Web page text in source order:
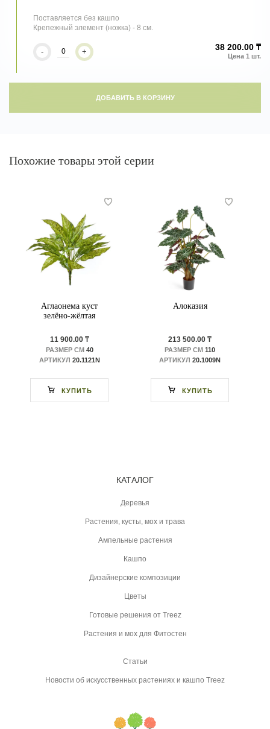
Поставляется без кашпо
Крепежный элемент (ножка) - 8 см.
- + 38 200.00 ₸
ДОБАВИТЬ В КОРЗИНУ
Похожие товары этой серии
Аглаонема куст
зелёно-жёлтая
11 900.00 ₸
РАЗМЕР СМ40
АРТИКУЛ 20.1121N
КУПИТЬ
Алоказия
213 500.00 ₸
РАЗМЕР СМ 110
АРТИКУЛ 20.1009N
КУПИТЬ
КАТАЛОГ
Деревья
Растения, кусты, мох и трава
Ампельные растения
Кашпо
Дизайнерские композиции
Цветы
Готовые решения от Treez
Растения и мох для Фитостен
Статьи
Новости об искусственных растениях и кашпо Treez